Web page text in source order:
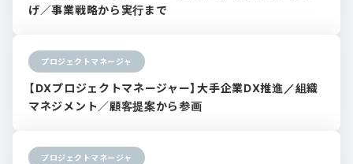
げ／事業戦略から実行まで
プロジェクトマネージャ
【DXプロジェクトマネージャー】大手企業DX推進／組織
マネジメント／顧客提案から参画
プロジェクトマネージャ